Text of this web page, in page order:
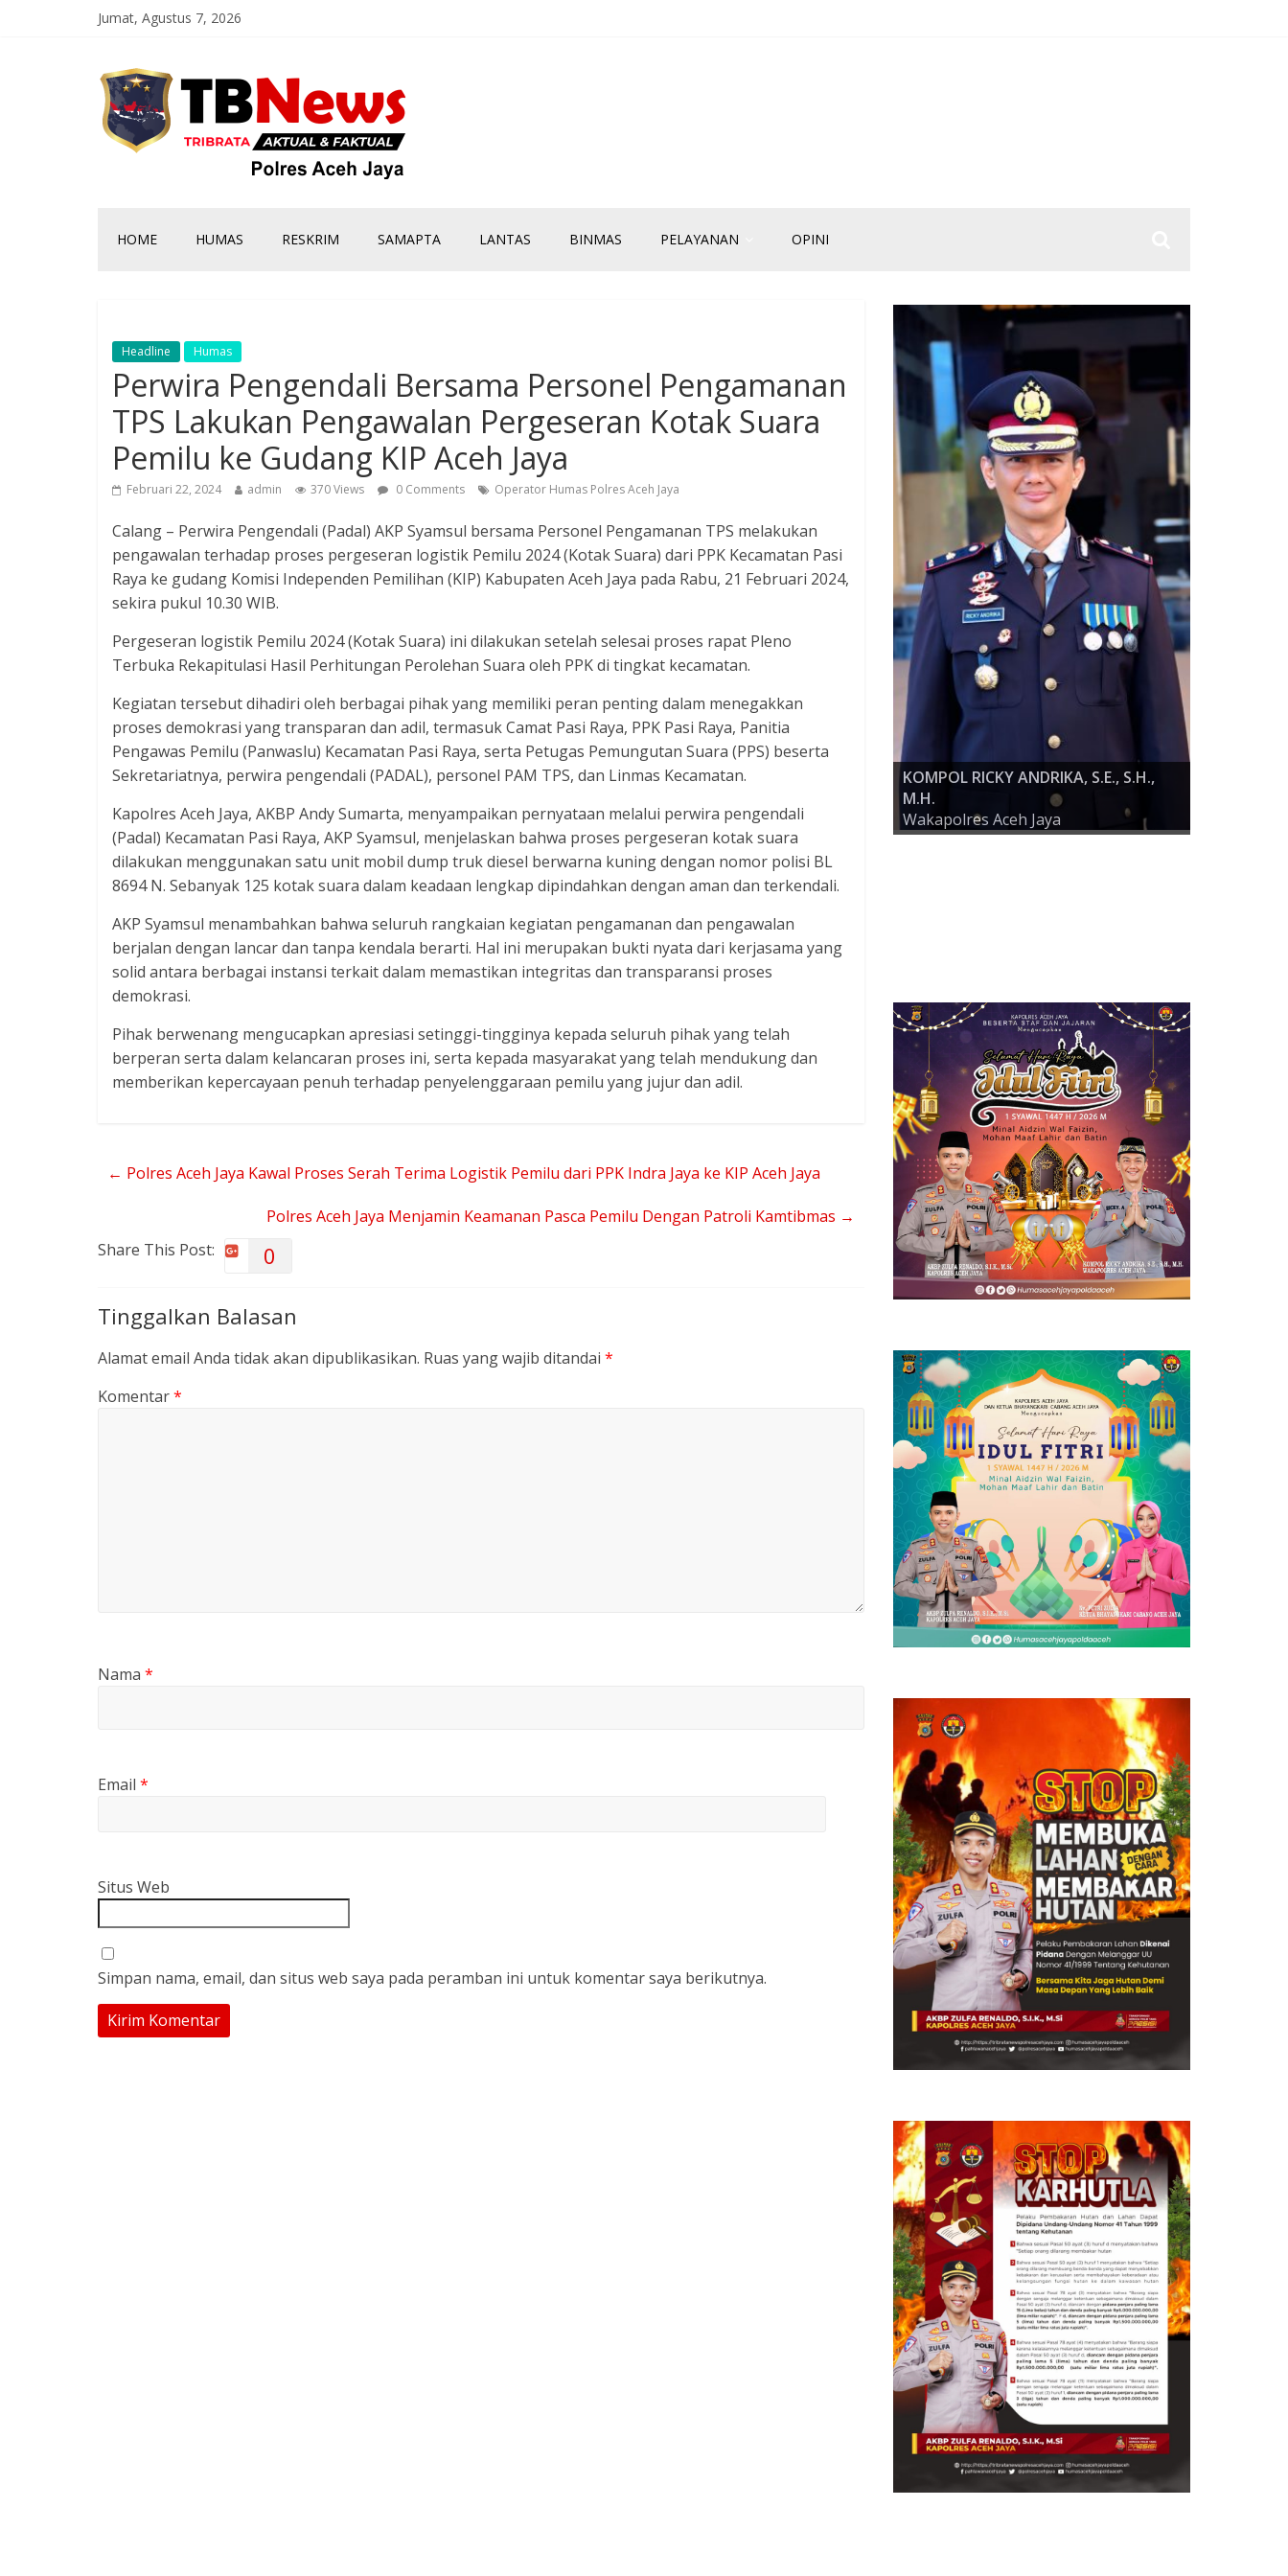
Jumat, Agustus 7, 2026
HOME HUMAS RESKRIM SAMAPTA LANTAS BINMAS PELAYANAN OPINI
Headline Humas
Perwira Pengendali Bersama Personel Pengamanan
TPS Lakukan Pengawalan Pergeseran Kotak Suara
Pemilu ke Gudang KIP Aceh Jaya
Februari 22, 2024 admin 370 Views 0 Comments Operator Humas Polres Aceh Jaya
Calang – Perwira Pengendali (Padal) AKP Syamsul bersama Personel Pengamanan TPS melakukan
pengawalan terhadap proses pergeseran logistik Pemilu 2024 (Kotak Suara) dari PPK Kecamatan Pasi
Raya ke gudang Komisi Independen Pemilihan (KIP) Kabupaten Aceh Jaya pada Rabu, 21 Februari 2024,
sekira pukul 10.30 WIB.
Pergeseran logistik Pemilu 2024 (Kotak Suara) ini dilakukan setelah selesai proses rapat Pleno
Terbuka Rekapitulasi Hasil Perhitungan Perolehan Suara oleh PPK di tingkat kecamatan.
Kegiatan tersebut dihadiri oleh berbagai pihak yang memiliki peran penting dalam menegakkan
proses demokrasi yang transparan dan adil, termasuk Camat Pasi Raya, PPK Pasi Raya, Panitia
Pengawas Pemilu (Panwaslu) Kecamatan Pasi Raya, serta Petugas Pemungutan Suara (PPS) beserta
Sekretariatnya, perwira pengendali (PADAL), personel PAM TPS, dan Linmas Kecamatan.
Kapolres Aceh Jaya, AKBP Andy Sumarta, menyampaikan pernyataan melalui perwira pengendali
(Padal) Kecamatan Pasi Raya, AKP Syamsul, menjelaskan bahwa proses pergeseran kotak suara
dilakukan menggunakan satu unit mobil dump truk diesel berwarna kuning dengan nomor polisi BL
8694 N. Sebanyak 125 kotak suara dalam keadaan lengkap dipindahkan dengan aman dan terkendali.
AKP Syamsul menambahkan bahwa seluruh rangkaian kegiatan pengamanan dan pengawalan
berjalan dengan lancar dan tanpa kendala berarti. Hal ini merupakan bukti nyata dari kerjasama yang
solid antara berbagai instansi terkait dalam memastikan integritas dan transparansi proses
demokrasi.
Pihak berwenang mengucapkan apresiasi setinggi-tingginya kepada seluruh pihak yang telah
berperan serta dalam kelancaran proses ini, serta kepada masyarakat yang telah mendukung dan
memberikan kepercayaan penuh terhadap penyelenggaraan pemilu yang jujur dan adil.
← Polres Aceh Jaya Kawal Proses Serah Terima Logistik Pemilu dari PPK Indra Jaya ke KIP Aceh Jaya
Polres Aceh Jaya Menjamin Keamanan Pasca Pemilu Dengan Patroli Kamtibmas →
Share This Post:
0
Tinggalkan Balasan
Alamat email Anda tidak akan dipublikasikan. Ruas yang wajib ditandai *
Komentar*
Nama *
Email *
Situs Web
Simpan nama, email, dan situs web saya pada peramban ini untuk komentar saya berikutnya.
AKBP ZULFA RENALDO, S.I.K., M.Si
KAPOLRES ACEH JAYA
KOMPOL RICKY ANDRIKA, S.E., S.H.,
M.H.
Wakapolres Aceh Jaya